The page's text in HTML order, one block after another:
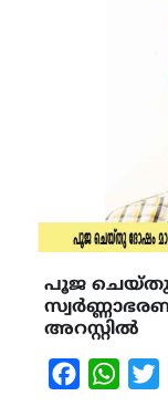
പൂജ ചെയ്തു
അറസ്റ്റിൽ
Facebook